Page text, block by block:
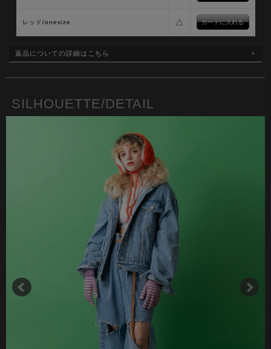
レッド/onesize △
返品についての詳細はこちら
SILHOUETTE/DETAIL